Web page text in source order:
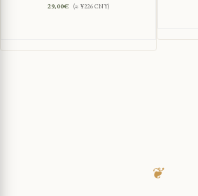
29,00€ (≈ ¥226 CNY)
❦